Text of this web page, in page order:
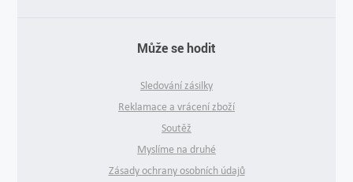
Může se hodit
Sledování zásilky
Reklamace a vrácení zboží
Soutěž
Myslíme na druhé
Zásady ochrany osobních údajů